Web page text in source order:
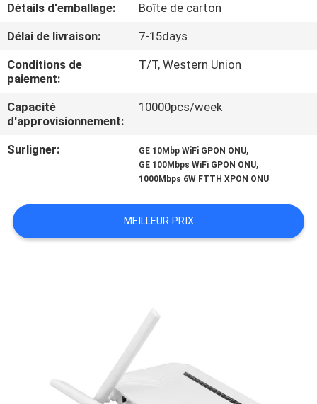
CONTRÔLE
DE
QUALITÉ
CONTACTEZ-
NOUS
UNE
CITATION
POLICY
Détails d'emballage:
Boîte de carton
Délai de livraison:
7-15days
Conditions de
paiement:
T/T, Western Union
Capacité
d'approvisionnement:
10000pcs/week
Surligner: GE 10Mbp WiFi GPON ONU,
GE 100Mbps WiFi GPON ONU,
1000Mbps 6W FTTH XPON ONU
MEILLEUR PRIX